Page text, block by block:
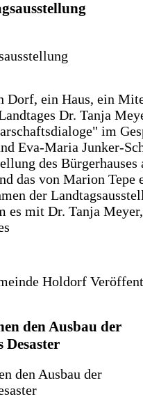
Dorf, ein Haus, ein
Dr. Tanja
im
Eva-Maria Junker-
des Bürgerhauses
das von Marion Tepe
der
es mit Dr. Tanja Meyer,
Holdorf
den Ausbau der
Desaster